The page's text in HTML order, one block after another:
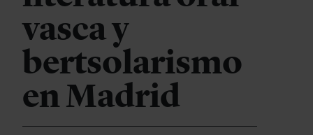
vasca y
bertsolarismo
en Madrid